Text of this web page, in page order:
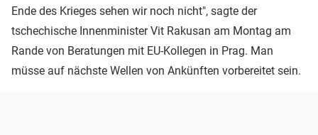
Ende des Krieges sehen wir noch nicht", sagte der
tschechische Innenminister Vit Rakusan am Montag am
Rande von Beratungen mit EU-Kollegen in Prag. Man
müsse auf nächste Wellen von Ankünften vorbereitet sein.